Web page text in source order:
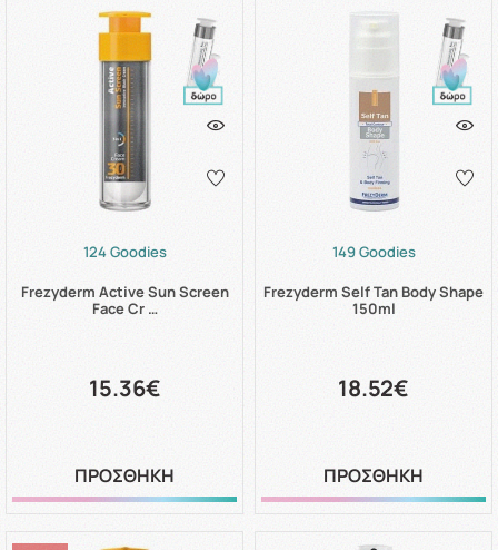
124 Goodies
Frezyderm Active Sun Screen
Face Cr …
15.36€
ΠΡΟΣΘΗΚΗ
149 Goodies
Frezyderm Self Tan Body Shape
150ml
18.52€
ΠΡΟΣΘΗΚΗ